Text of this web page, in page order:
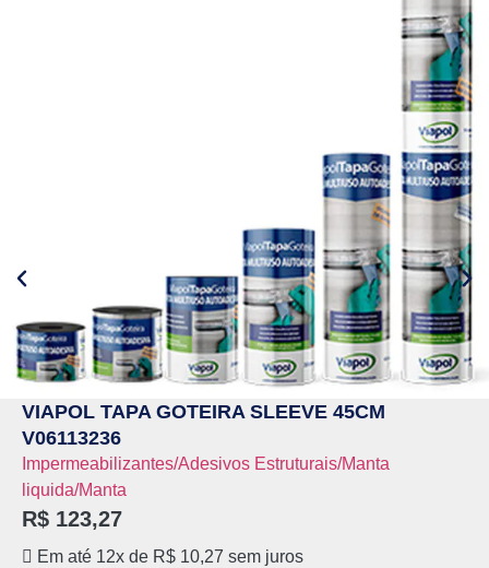
VIAPOL TAPA GOTEIRA SLEEVE 45CM
V06113236
Impermeabilizantes/Adesivos Estruturais/Manta
liquida/Manta
R$ 123,27
Em até 12x de R$ 10,27 sem juros